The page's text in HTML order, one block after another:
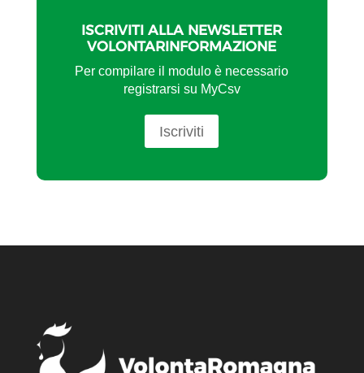
ISCRIVITI ALLA NEWSLETTER
VOLONTARINFORMAZIONE
Per compilare il modulo è necessario
registrarsi su MyCsv
Iscriviti